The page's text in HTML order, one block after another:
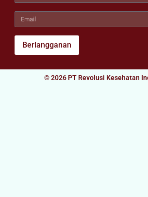
Berlangganan
© 2026 PT Revolusi Kesehatan